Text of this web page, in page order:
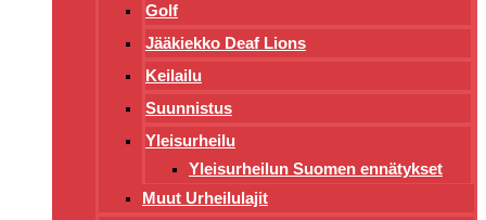
Golf
Jääkiekko Deaf Lions
Keilailu
Suunnistus
Yleisurheilu
Yleisurheilun Suomen ennätykset
Muut Urheilulajit